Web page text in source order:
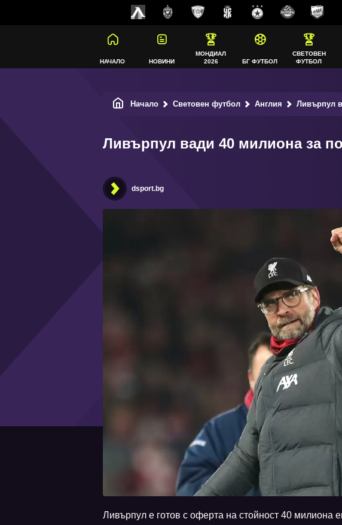
НАЧАЛО НОВИНИ
МОНДИАЛ
2026
БГ ФУТБОЛ
СВЕТОВЕН
ФУТБОЛ
Начало Световен футбол Англия Ливърпул
Ливърпул вади 40 милиона за
dsport.bg
Ливърпул е готов с оферта на стойност 40 милиона